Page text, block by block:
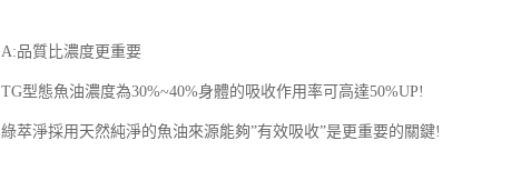
A:品質比濃度更重要
TG型態魚油濃度為30%~40%身體的吸收作用率可高達50%UP!
綠萃淨採用天然純淨的魚油來源能夠”有效吸收”是更重要的關鍵!